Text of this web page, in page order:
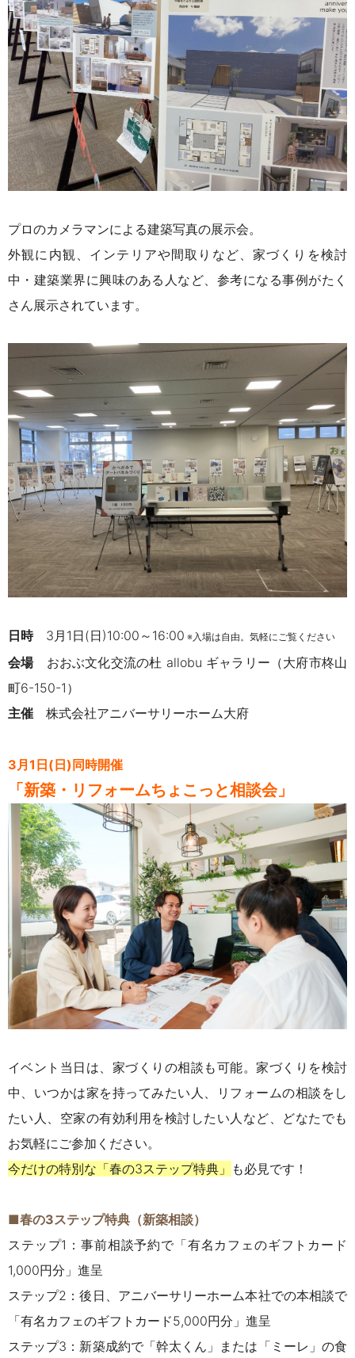
プロのカメラマンによる建築写真の展示会。
外観に内観、インテリアや間取りなど、家づくりを検討
中・建築業界に興味のある人など、参考になる事例がたく
さん展示されています。
日時 3月1日(日)10:00～16:00 ※入場は自由。気軽にご覧ください
会場 おおぶ文化交流の杜 allobu ギャラリー（大府市柊山
町6-150-1）
主催 株式会社アニバーサリーホーム大府
3月1日(日)同時開催
「新築・リフォームちょこっと相談会」
イベント当日は、家づくりの相談も可能。家づくりを検討
中、いつかは家を持ってみたい人、リフォームの相談をし
たい人、空家の有効利用を検討したい人など、どなたでも
お気軽にご参加ください。
今だけの特別な「春の3ステップ特典」 も必見です！
■春の3ステップ特典（新築相談）
ステップ1：事前相談予約で「有名カフェのギフトカード
1,000円分」進呈
ステップ2：後日、アニバーサリーホーム本社での本相談で
「有名カフェのギフトカード5,000円分」進呈
ステップ3：新築成約で「幹太くん」または「ミーレ」の食